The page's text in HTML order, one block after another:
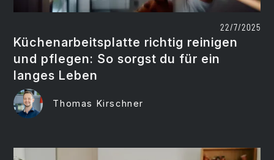
22/7/2025
Küchenarbeitsplatte richtig reinigen
und pflegen: So sorgst du für ein
langes Leben
Thomas Kirschner